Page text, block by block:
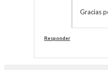
Gracias
Responder